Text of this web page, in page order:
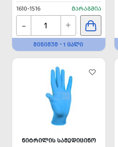
1610-1516 ᲛᲐᲠᲐᲒᲨᲘᲐ
- +
ᲛᲘᲜᲘᲛᲣᲛ - 1 ᲪᲐᲚᲘ
ᲜᲘᲢᲠᲘᲚᲘᲡ ᲡᲐᲛᲔᲓᲘᲪᲘᲜᲝ